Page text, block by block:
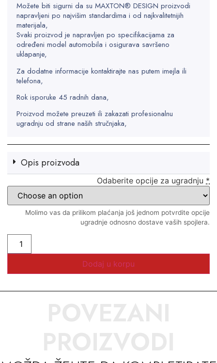
Možete biti sigurni da su MAXTON® DESIGN proizvodi
napravljeni po najvišim standardima i od najkvalitetnijih
materijala,
Svaki proizvod je napravljen po specifikacijama za
određeni model automobila i osigurava savršeno
uklapanje,
Za dodatne informacije kontaktirajte nas putem imejla ili
telefona,
Rok isporuke 45 radnih dana,
Proizvod možete preuzeti ili zakazati profesionalnu
ugradnju od strane naših stručnjaka,
Opis proizvoda
Odaberite opcije za ugradnju *
Molimo vas da prilikom plaćanja još jednom potvrdite opcije
ugradnje odnosno dostave vaših spojlera.
Dodaj u korpu